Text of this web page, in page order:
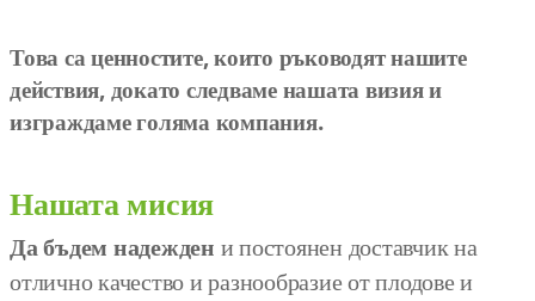
Това са ценностите, които ръководят нашите
действия, докато следваме нашата визия и
изграждаме голяма компания.
Нашата мисия
Да бъдем надежден и постоянен доставчик на
отлично качество и разнообразие от плодове и